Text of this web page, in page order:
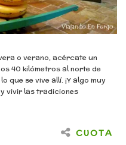
o verano, acércate un
40 kilómetros al norte de
que se vive allí. ¡Y algo muy
vivir las tradiciones
CUOTA